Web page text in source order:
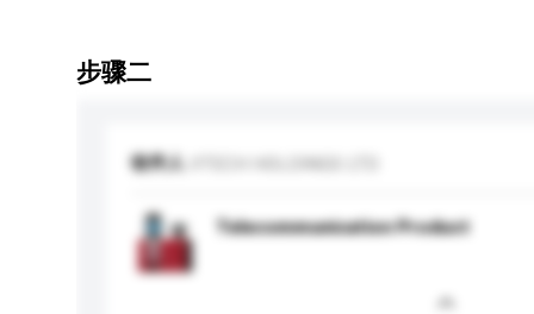
步骤二
收件人
Telecommunication Product